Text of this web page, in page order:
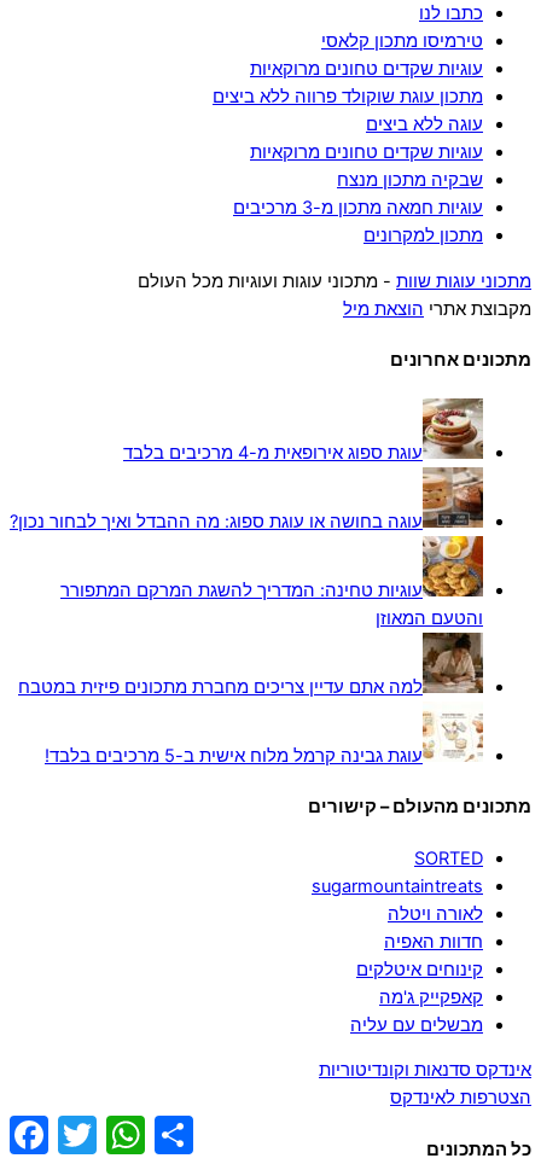
כתבו לנו
טירמיסו מתכון קלאסי
עוגיות שקדים טחונים מרוקאיות
מתכון עוגת שוקולד פרווה ללא ביצים
עוגה ללא ביצים
עוגיות שקדים טחונים מרוקאיות
שבקיה מתכון מנצח
עוגיות חמאה מתכון מ-3 מרכיבים
מתכון למקרונים
מתכוני עוגות שוות - מתכוני עוגות ועוגיות מכל העולם
מקבוצת אתרי הוצאת מיל
מתכונים אחרונים
עוגת ספוג אירופאית מ-4 מרכיבים בלבד
עוגה בחושה או עוגת ספוג: מה ההבדל ואיך לבחור נכון?
עוגיות טחינה: המדריך להשגת המרקם המתפורר
והטעם המאוזן
למה אתם עדיין צריכים מחברת מתכונים פיזית במטבח
עוגת גבינה קרמל מלוח אישית ב-5 מרכיבים בלבד!
מתכונים מהעולם – קישורים
SORTED
sugarmountaintreats
לאורה ויטלה
חדוות האפיה
קינוחים איטלקים
קאפקייק ג'מה
מבשלים עם עליה
אינדקס סדנאות וקונדיטוריות
הצטרפות לאינדקס
כל המתכונים
Twitter
WhatsApp Share